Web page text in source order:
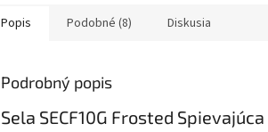
Popis Podobné (8) Diskusia
Podrobný popis
Sela SECF10G Frosted